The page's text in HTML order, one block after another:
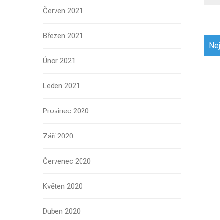
Červen 2021
Březen 2021
Únor 2021
Leden 2021
Prosinec 2020
Září 2020
Červenec 2020
Květen 2020
Duben 2020